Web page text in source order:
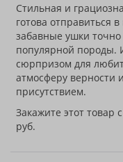
Стильная и
готова отправиться
забавные ушки
популярной породы.
сюрпризом для
атмосферу верности
присутствием.
Закажите этот товар
руб.